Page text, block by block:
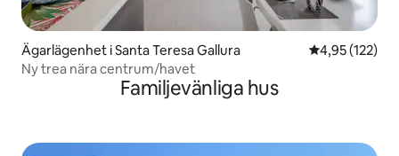
Ägarlägenhet i Santa Teresa Gallura 4,95 av 5 i
4,95 (122)
Ny trea nära centrum/havet
Familjevänliga hus